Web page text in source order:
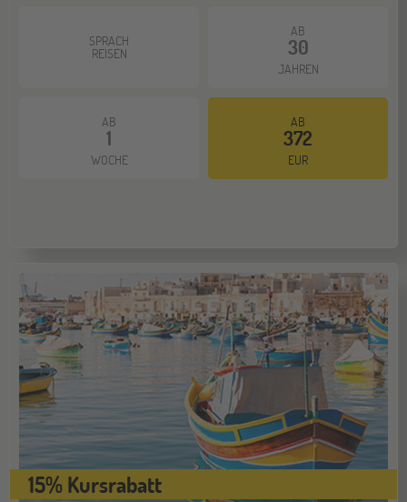
SPRACH
REISEN
AB
30
JAHREN
AB
1
WOCHE
AB
372
EUR
15% Kursrabatt